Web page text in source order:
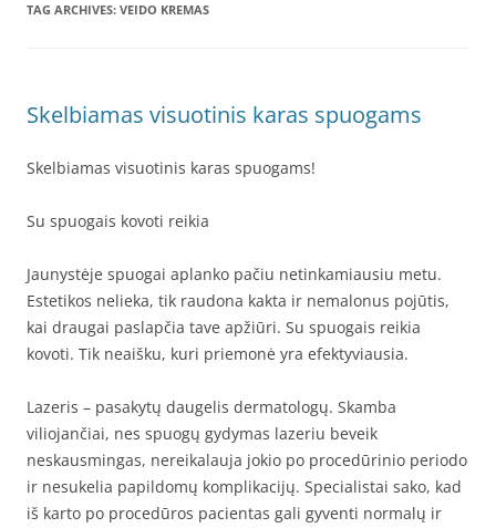
TAG ARCHIVES: VEIDO KREMAS
Skelbiamas visuotinis karas spuogams
Skelbiamas visuotinis karas spuogams!
Su spuogais kovoti reikia
Jaunystėje spuogai aplanko pačiu netinkamiausiu metu.
Estetikos nelieka, tik raudona kakta ir nemalonus pojūtis,
kai draugai paslapčia tave apžiūri. Su spuogais reikia
kovoti. Tik neaišku, kuri priemonė yra efektyviausia.
Lazeris – pasakytų daugelis dermatologų. Skamba
viliojančiai, nes spuogų gydymas lazeriu beveik
neskausmingas, nereikalauja jokio po procedūrinio periodo
ir nesukelia papildomų komplikacijų. Specialistai sako, kad
iš karto po procedūros pacientas gali gyventi normalų ir